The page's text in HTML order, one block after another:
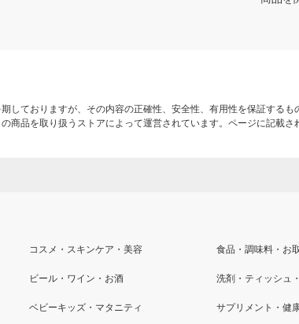
しておりますが、その内容の正確性、安全性、有用性を保証するも
商品を取り扱うストアによって運営されています。ページに記載
コスメ・スキンケア・美容 食品・調味料・お
ビール・ワイン・お酒 洗剤・ティッシュ
ベビーキッズ・マタニティ サプリメント・健